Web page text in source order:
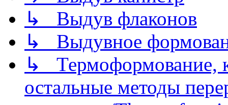
↳ Выдув флаконов
↳ Выдувное
↳ Термоформование,
остальные методы